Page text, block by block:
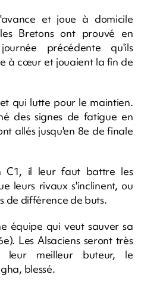
et joue à domicile
Bretons ont prouvé en
précédente qu'ils
à cœur et jouaient la fin de
qui lutte pour le maintien.
des signes de fatigue en
allés jusqu'en 8e de finale
C1, il leur faut battre les
leurs rivaux s'inclinent, ou
de différence de buts.
équipe qui veut sauver sa
Les Alsaciens seront très
leur meilleur buteur, le
blessé.